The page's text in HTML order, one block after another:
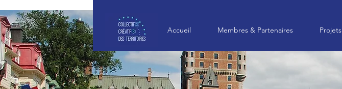
Accueil Membres & Partenaires Projets